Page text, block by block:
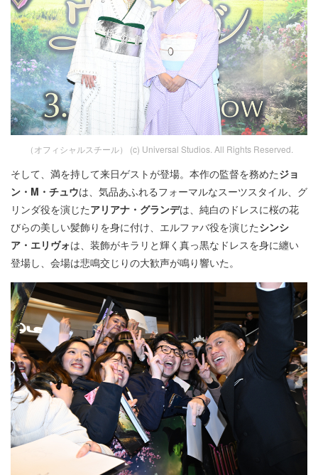
（オフィシャルスチール） (c) Universal Studios. All Rights Reserved.
そして、満を持して来日ゲストが登場。本作の監督を務めたジョ
ン・M・チュウは、気品あふれるフォーマルなスーツスタイル、グ
リンダ役を演じたアリアナ・グランデは、純白のドレスに桜の花
びらの美しい髪飾りを身に付け、エルファバ役を演じたシンシ
ア・エリヴォは、装飾がキラリと輝く真っ黒なドレスを身に纏い
登場し、会場は悲鳴交じりの大歓声が鳴り響いた。